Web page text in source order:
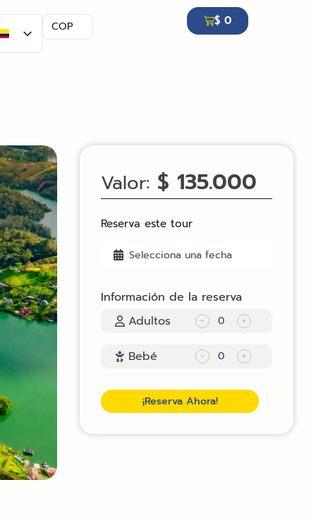
COP $ 0
Valor: $ 135.000
Reserva este tour
Información de la reserva
Adultos
- +
Bebé - +
¡Reserva Ahora!